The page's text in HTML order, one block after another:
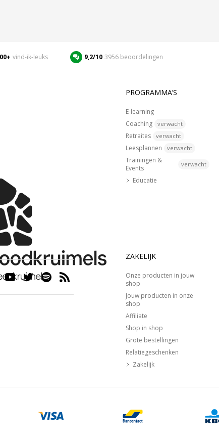
vind-ik-leuks 9,2/10 3956 beoordelingen
PROGRAMMA’S
E-learning
Coaching
verwacht
Retraites verwacht
Leesplannen verwacht
Trainingen &
Events
verwacht
Educatie
ZAKELIJK
Onze producten in jouw
shop
Jouw producten in onze
shop
Affiliate
Shop in shop
Grote bestellingen
Relatiegeschenken
Zakelijk